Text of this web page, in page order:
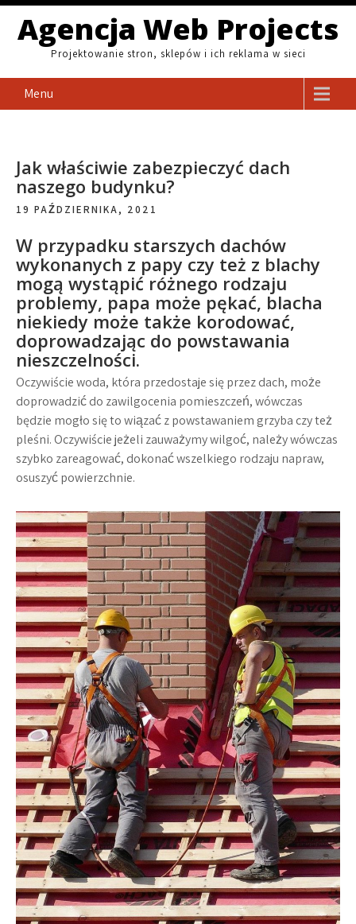
Skip
content
Agencja Web Projects
Projektowanie stron, sklepów i ich reklama w sieci
Menu
Jak właściwie zabezpieczyć dach
naszego budynku?
19 PAŹDZIERNIKA, 2021
W przypadku starszych dachów
wykonanych z papy czy też z blachy
mogą wystąpić różnego rodzaju
problemy, papa może pękać, blacha
niekiedy może także korodować,
doprowadzając do powstawania
nieszczelności.
Oczywiście woda, która przedostaje się przez dach, może
doprowadzić do zawilgocenia pomieszczeń, wówczas
będzie mogło się to wiązać z powstawaniem grzyba czy też
pleśni. Oczywiście jeżeli zauważymy wilgoć, należy wówczas
szybko zareagować, dokonać wszelkiego rodzaju napraw,
osuszyć powierzchnie.